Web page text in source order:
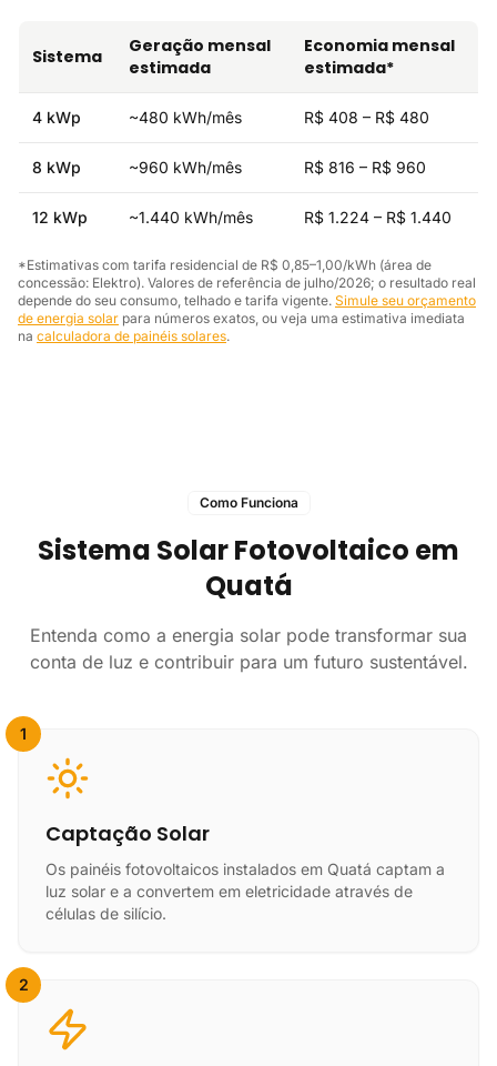
Sistema
Geração mensal
estimada
Economia mensal
estimada*
4 kWp ~480 kWh/mês R$ 408 – R$ 480
8 kWp ~960 kWh/mês R$ 816 – R$ 960
12 kWp ~1.440 kWh/mês R$ 1.224 – R$ 1.440
*Estimativas com tarifa residencial de R$ 0,85–1,00/kWh (área de
concessão: Elektro). Valores de referência de julho/2026; o resultado real
depende do seu consumo, telhado e tarifa vigente. Simule seu orçamento
de energia solar para números exatos, ou veja uma estimativa imediata
na calculadora de painéis solares.
Como Funciona
Sistema Solar Fotovoltaico em
Quatá
Entenda como a energia solar pode transformar sua
conta de luz e contribuir para um futuro sustentável.
1
Captação Solar
Os painéis fotovoltaicos instalados em Quatá captam a
luz solar e a convertem em eletricidade através de
células de silício.
2